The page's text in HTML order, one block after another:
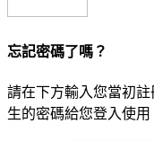
忘記密碼了嗎？
請在下方輸入您當初
生的密碼給您登入使用